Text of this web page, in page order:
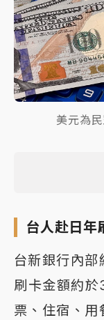
美元為
台人赴日年
台新銀行內
刷卡金額約
票、住宿、用